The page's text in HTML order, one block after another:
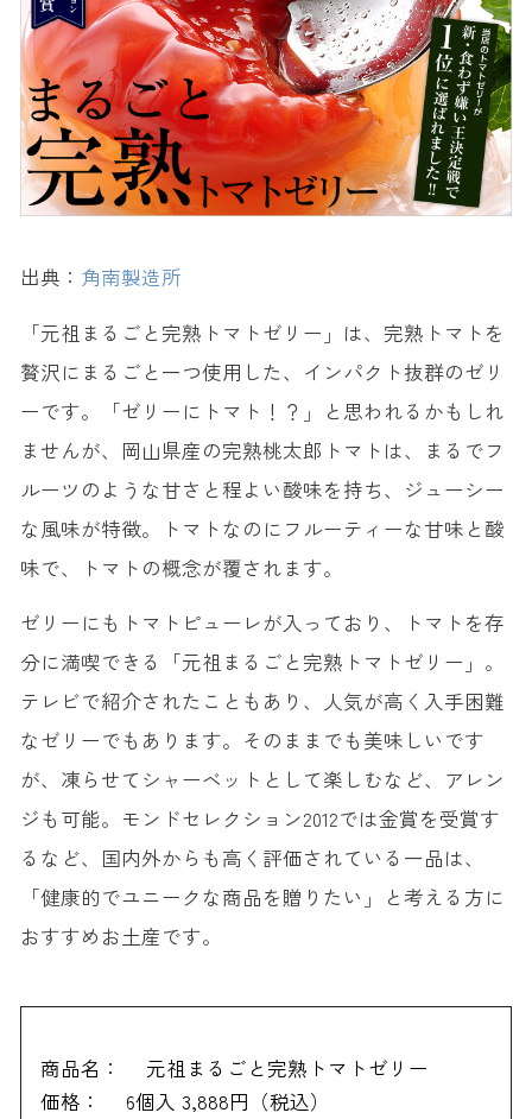
出典： 角南製造所
「元祖まるごと完熟トマトゼリー」は、完熟トマトを
贅沢にまるごと一つ使用した、インパクト抜群のゼリ
ーです。「ゼリーにトマト！？」と思われるかもしれ
ませんが、岡山県産の完熟桃太郎トマトは、まるでフ
ルーツのような甘さと程よい酸味を持ち、ジューシー
な風味が特徴。トマトなのにフルーティーな甘味と酸
味で、トマトの概念が覆されます。
ゼリーにもトマトピューレが入っており、トマトを存
分に満喫できる「元祖まるごと完熟トマトゼリー」。
テレビで紹介されたこともあり、人気が高く入手困難
なゼリーでもあります。そのままでも美味しいです
が、凍らせてシャーベットとして楽しむなど、アレン
ジも可能。モンドセレクション2012では金賞を受賞す
るなど、国内外からも高く評価されている一品は、
「健康的でユニークな商品を贈りたい」と考える方に
おすすめお土産です。
商品名：
元祖まるごと完熟トマトゼリー
価格：
6個入 3,888円（税込）